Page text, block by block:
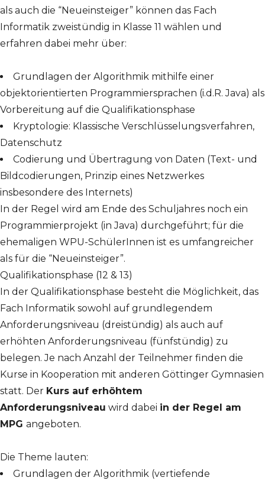
als auch die “Neueinsteiger” können das Fach
Informatik zweistündig in Klasse 11 wählen und
erfahren dabei mehr über:
Grundlagen der Algorithmik mithilfe einer
objektorientierten Programmiersprachen (i.d.R. Java) als
Vorbereitung auf die Qualifikationsphase
Kryptologie: Klassische Verschlüsselungsverfahren,
Datenschutz
Codierung und Übertragung von Daten (Text- und
Bildcodierungen, Prinzip eines Netzwerkes
insbesondere des Internets)
In der Regel wird am Ende des Schuljahres noch ein
Programmierprojekt (in Java) durchgeführt; für die
ehemaligen WPU-SchülerInnen ist es umfangreicher
als für die “Neueinsteiger”.
Qualifikationsphase (12 & 13)
In der Qualifikationsphase besteht die Möglichkeit, das
Fach Informatik sowohl auf grundlegendem
Anforderungsniveau (dreistündig) als auch auf
erhöhten Anforderungsniveau (fünfstündig) zu
belegen. Je nach Anzahl der Teilnehmer finden die
Kurse in Kooperation mit anderen Göttinger Gymnasien
statt. Der Kurs auf erhöhtem
Anforderungsniveau wird dabei in der Regel am
MPG angeboten.
Die Theme lauten:
Grundlagen der Algorithmik (vertiefende